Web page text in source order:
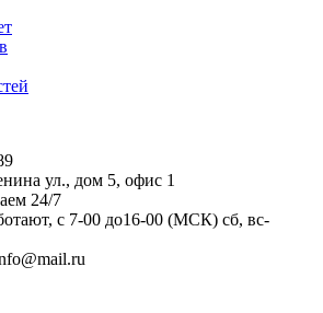
ул., дом 5, офис 1
24/7
с 7-00 до16-00 (МСК) сб, вс-